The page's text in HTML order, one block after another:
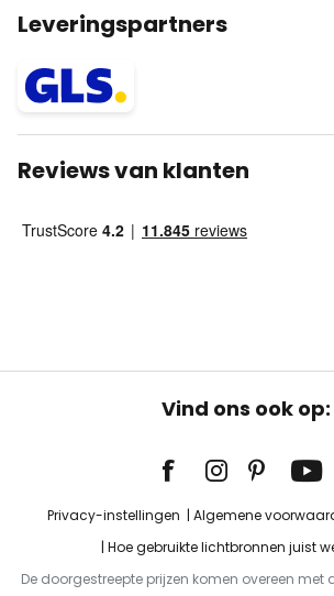
Leveringspartners
Reviews van klanten
Vind ons ook op:
Privacy-instellingen Algemene
Hoe gebruikte lichtbronnen juist
De doorgestreepte prijzen komen overeen